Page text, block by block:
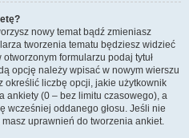
nowy temat bądź zmieniasz
tworzenia tematu będziesz widzieć
formularzu podaj tytuł
opcję należy wpisać w nowym wierszu
określić liczbę opcji, jakie użytkownik
ankiety (0 – bez limitu czasowego), a
wcześniej oddanego głosu. Jeśli nie
uprawnień do tworzenia ankiet.